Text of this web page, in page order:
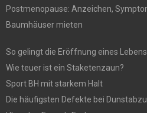
Postmenopause: Anzeichen,
Baumhäuser mieten
So gelingt die Eröffnung eines
Wie teuer ist ein Staketenzaun?
Sport BH mit starkem Halt
Die häufigsten Defekte bei